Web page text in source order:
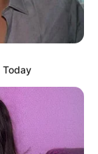
Today